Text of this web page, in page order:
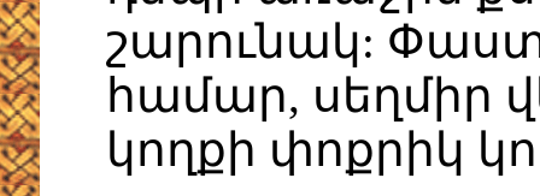
շարունակ:
համար, սեղմիր
կողքի փոքրիկ